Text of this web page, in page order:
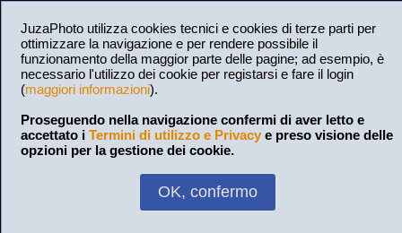
JuzaPhoto utilizza cookies tecnici e cookies di terze parti per
ottimizzare la navigazione e per rendere possibile il
funzionamento della maggior parte delle pagine; ad esempio, è
necessario l'utilizzo dei cookie per registarsi e fare il login
(maggiori informazioni).
Proseguendo nella navigazione confermi di aver letto e
accettato i Termini di utilizzo e Privacy e preso visione delle
opzioni per la gestione dei cookie.
OK, confermo